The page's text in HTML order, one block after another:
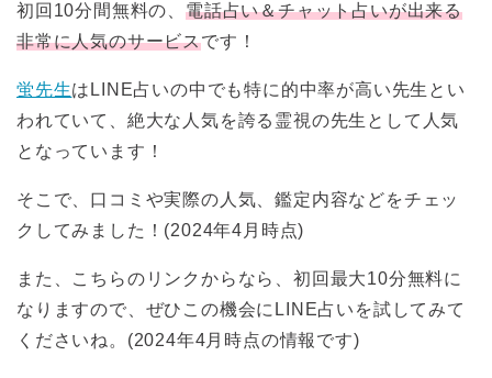
初回10分間無料の、 電話占い＆チャット占いが出来る
非常に人気のサービスです！
蛍先生はLINE占いの中でも特に的中率が高い先生とい
われていて、絶大な人気を誇る霊視の先生として人気
となっています！
そこで、口コミや実際の人気、鑑定内容などをチェッ
クしてみました！(2024年4月時点)
また、こちらのリンクからなら、初回最大10分無料に
なりますので、ぜひこの機会にLINE占いを試してみて
くださいね。(2024年4月時点の情報です)